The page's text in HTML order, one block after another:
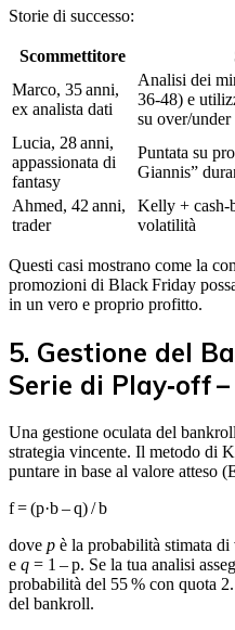
Storie di successo:
Scommettitore
Marco, 35 anni,
ex analista dati
Analisi dei
36‑48) e
su over/under
Lucia, 28 anni,
appassionata di
fantasy
Puntata su
Giannis”
Ahmed, 42 anni,
trader
Kelly +
volatilità
Questi casi mostrano come la
promozioni di Black Friday
in un vero e proprio profitto.
5. Gestione del
Serie di Play‑off –
Una gestione oculata del
strategia vincente. Il metodo di
puntare in base al valore atteso
f = (p·b – q) / b
dove p è la probabilità stimata di
e q = 1 – p. Se la tua analisi
probabilità del 55 % con quota
del bankroll.